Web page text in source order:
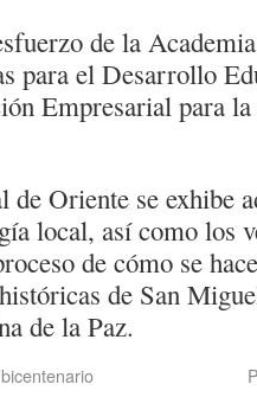
de la
para el Desarrollo
Empresarial para
Oriente se exhibe
local, así como los
de cómo se
de San
de la Paz.